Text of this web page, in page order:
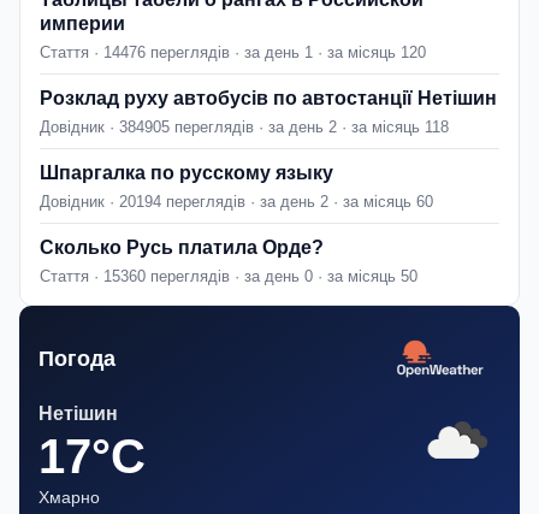
империи
Стаття · 14476 переглядів · за день 1 · за місяць 120
Розклад руху автобусів по автостанції Нетішин
Довідник · 384905 переглядів · за день 2 · за місяць 118
Шпаргалка по русскому языку
Довідник · 20194 переглядів · за день 2 · за місяць 60
Сколько Русь платила Орде?
Стаття · 15360 переглядів · за день 0 · за місяць 50
Погода
Нетішин
17°C
Хмарно